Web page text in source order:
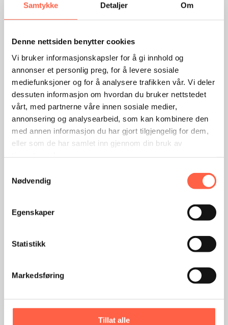
Samtykke Detaljer Om
Denne nettsiden benytter cookies
Vi bruker informasjonskapsler for å gi innhold og
annonser et personlig preg, for å levere sosiale
mediefunksjoner og for å analysere trafikken vår. Vi deler
dessuten informasjon om hvordan du bruker nettstedet
vårt, med partnerne våre innen sosiale medier,
annonsering og analysearbeid, som kan kombinere den
med annen informasjon du har gjort tilgjengelig for dem,
eller som de har samlet inn gjennom din bruk av
Nødvendig
Egenskaper
Statistikk
Markedsføring
Tillat alle
Postnummer
Poststed
Beskriv din henvendelse
Jeg gir samtykke til å bli kontaktet via e-post
og telefon, samt bekrefter at jeg har lest
de oppgitte personopplysningene i samsvar
medHeras sin personvernpolicy.